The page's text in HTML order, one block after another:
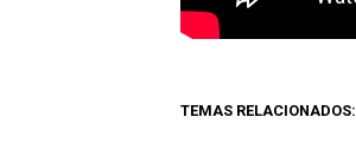
TEMAS RELACIONADOS: